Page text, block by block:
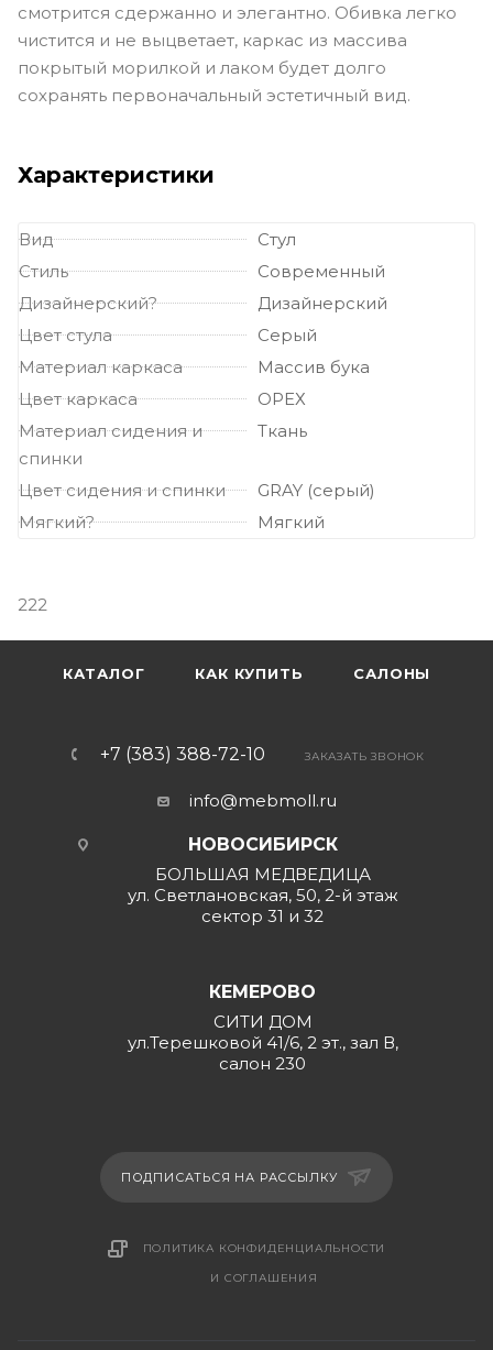
смотрится сдержанно и элегантно. Обивка легко
чистится и не выцветает, каркас из массива
покрытый морилкой и лаком будет долго
сохранять первоначальный эстетичный вид.
Характеристики
Вид
Стул
Стиль
Современный
Дизайнерский?
Дизайнерский
Цвет стула
Серый
Материал каркаса
Массив бука
Цвет каркаса
ОРЕХ
Материал сидения и
спинки
Ткань
Цвет сидения и спинки
GRAY (серый)
Мягкий?
Мягкий
222
КАТАЛОГ КАК КУПИТЬ САЛОНЫ
+7 (383) 388-72-10 ЗАКАЗАТЬ ЗВОНОК
info@mebmoll.ru
НОВОСИБИРСК
БОЛЬШАЯ МЕДВЕДИЦА
ул. Светлановская, 50, 2-й этаж
сектор 31 и 32
КЕМЕРОВО
СИТИ ДОМ
ул.Терешковой 41/6, 2 эт., зал В,
салон 230
ПОДПИСАТЬСЯ НА РАССЫЛКУ
ПОЛИТИКА КОНФИДЕНЦИАЛЬНОСТИ
И СОГЛАШЕНИЯ